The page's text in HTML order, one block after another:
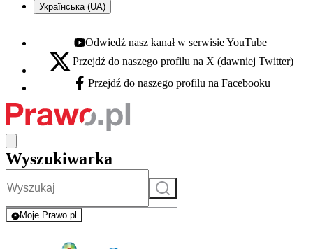
Українська (UA)
Youtube - otwiera się w nowej karcie
Odwiedź nasz kanał w serwisie YouTube
X - otwiera się w nowej karcie
Przejdź do naszego profilu na X (dawniej Twitter)
Facebook - otwiera się w nowej karcie
Przejdź do naszego profilu na Facebooku
Wyszukiwarka
Szukaj
Moje Prawo.pl
- rejestracja i logowanie do serwisu